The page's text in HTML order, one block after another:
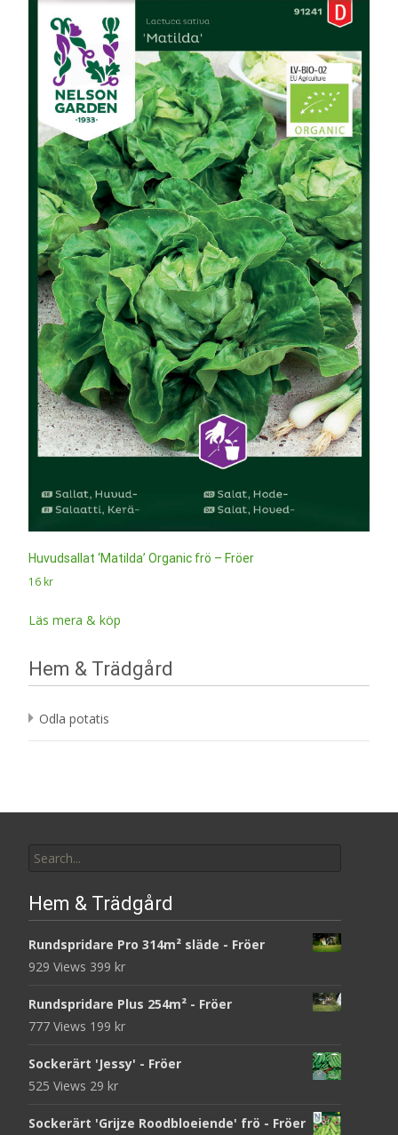
Huvudsallat ‘Matilda’ Organic frö – Fröer
16 kr
Läs mera & köp
Hem & Trädgård
Odla potatis
for:
Hem & Trädgård
Rundspridare Pro 314m² släde - Fröer
929 Views 399 kr
Rundspridare Plus 254m² - Fröer
777 Views 199 kr
Sockerärt 'Jessy' - Fröer
525 Views 29 kr
Sockerärt 'Grijze Roodbloeiende' frö - Fröer